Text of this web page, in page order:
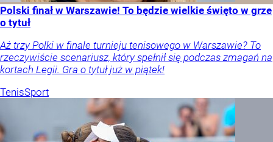
Polski finał w Warszawie! To będzie wielkie święto w grze
o tytuł
Aż trzy Polki w finale turnieju tenisowego w Warszawie? To
rzeczywiście scenariusz, który spełnił się podczas zmagań na
kortach Legii. Gra o tytuł już w piątek!
TenisSport